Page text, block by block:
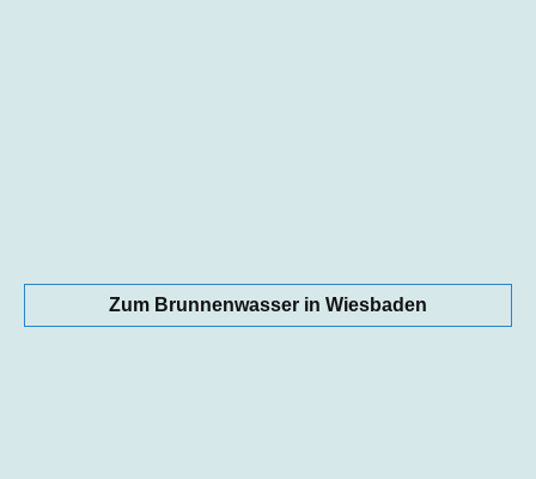
Zum Brunnenwasser in Wiesbaden